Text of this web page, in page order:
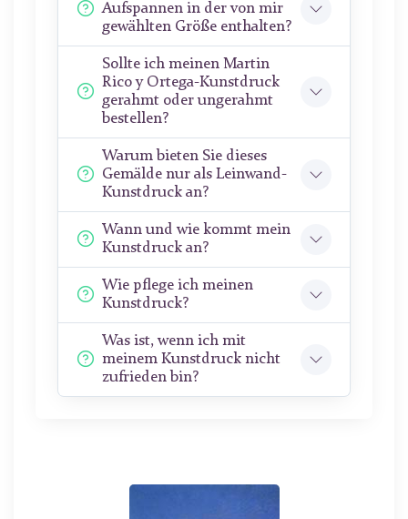
Aufspannen in der von mir
gewählten Größe enthalten?
Sollte ich meinen Martin
Rico y Ortega-Kunstdruck
gerahmt oder ungerahmt
bestellen?
Warum bieten Sie dieses
Gemälde nur als Leinwand-
Kunstdruck an?
Wann und wie kommt mein
Kunstdruck an?
Wie pflege ich meinen
Kunstdruck?
Was ist, wenn ich mit
meinem Kunstdruck nicht
zufrieden bin?